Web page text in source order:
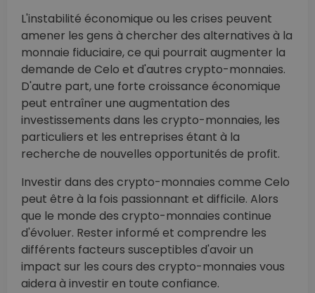
L'instabilité économique ou les crises peuvent
amener les gens à chercher des alternatives à la
monnaie fiduciaire, ce qui pourrait augmenter la
demande de Celo et d'autres crypto-monnaies.
D'autre part, une forte croissance économique
peut entraîner une augmentation des
investissements dans les crypto-monnaies, les
particuliers et les entreprises étant à la
recherche de nouvelles opportunités de profit.
Investir dans des crypto-monnaies comme Celo
peut être à la fois passionnant et difficile. Alors
que le monde des crypto-monnaies continue
d'évoluer. Rester informé et comprendre les
différents facteurs susceptibles d'avoir un
impact sur les cours des crypto-monnaies vous
aidera à investir en toute confiance.